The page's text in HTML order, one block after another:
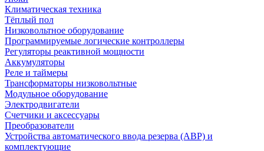
Климатическая техника
Тёплый пол
Низковольтное оборудование
Программируемые логические контроллеры
Регуляторы реактивной мощности
Аккумуляторы
Реле и таймеры
Трансформаторы низковольтные
Модульное оборудование
Электродвигатели
Счетчики и аксессуары
Преобразователи
Устройства автоматического ввода резерва (АВР) и
комплектующие